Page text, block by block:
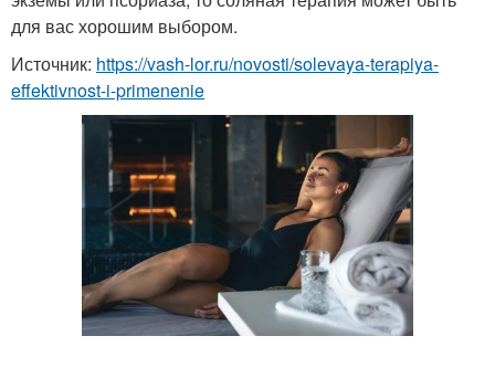
для вас хорошим выбором.
Источник: https://vash-lor.ru/novosti/solevaya-terapiya-
effektivnost-i-primenenie